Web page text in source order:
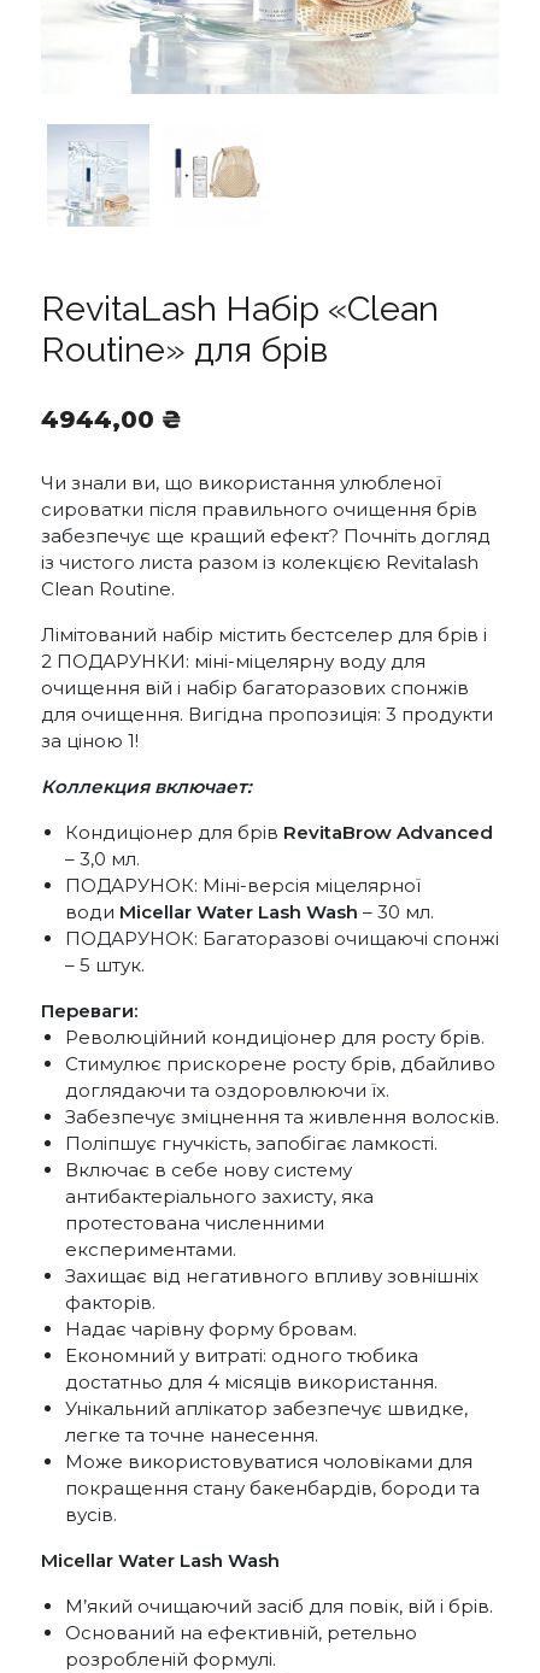
RevitaLash Набір «Clean
Routine» для брів
4944,00 ₴
Чи знали ви, що використання улюбленої
сироватки після правильного очищення брів
забезпечує ще кращий ефект? Почніть догляд
із чистого листа разом із колекцією Revitalash
Clean Routine.
Лімітований набір містить бестселер для брів і
2 ПОДАРУНКИ: міні-міцелярну воду для
очищення вій і набір багаторазових спонжів
для очищення. Вигідна пропозиція: 3 продукти
за ціною 1!
Коллекция включает:
Кондиціонер для брів RevitaBrow Advanced
– 3,0 мл.
ПОДАРУНОК: Міні-версія міцелярної
води Micellar Water Lash Wash – 30 мл.
ПОДАРУНОК: Багаторазові очищаючі спонжі
– 5 штук.
Переваги:
Революційний кондиціонер для росту брів.
Стимулює прискорене росту брів, дбайливо
доглядаючи та оздоровлюючи їх.
Забезпечує зміцнення та живлення волосків.
Поліпшує гнучкість, запобігає ламкості.
Включає в себе нову систему
антибактеріального захисту, яка
протестована численними
експериментами.
Захищає від негативного впливу зовнішніх
факторів.
Надає чарівну форму бровам.
Економний у витраті: одного тюбика
достатньо для 4 місяців використання.
Унікальний аплікатор забезпечує швидке,
легке та точне нанесення.
Може використовуватися чоловіками для
покращення стану бакенбардів, бороди та
вусів.
Micellar Water Lash Wash
М’який очищаючий засіб для повік, вій і брів.
Оснований на ефективній, ретельно
розробленій формулі.